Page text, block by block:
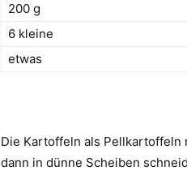
200 g
6 kleine
etwas
Die Kartoffeln als Pellkartoffeln
dann in dünne Scheiben